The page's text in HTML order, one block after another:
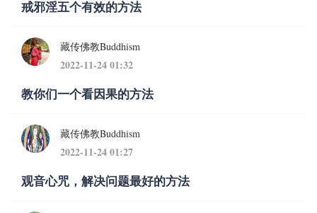
戒邪淫五个有效的方法
藏传佛教Buddhism
2022-11-24 01:32
教你们一个看因果的方法
藏传佛教Buddhism
2022-11-24 01:27
观音心咒，解决问题最好的方法